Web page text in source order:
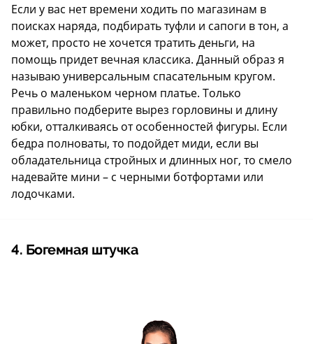
Если у вас нет времени ходить по магазинам в
поисках наряда, подбирать туфли и сапоги в тон, а
может, просто не хочется тратить деньги, на
помощь придет вечная классика. Данный образ я
называю универсальным спасательным кругом.
Речь о маленьком черном платье. Только
правильно подберите вырез горловины и длину
юбки, отталкиваясь от особенностей фигуры. Если
бедра полноваты, то подойдет миди, если вы
обладательница стройных и длинных ног, то смело
надевайте мини – с черными ботфортами или
лодочками.
4. Богемная штучка